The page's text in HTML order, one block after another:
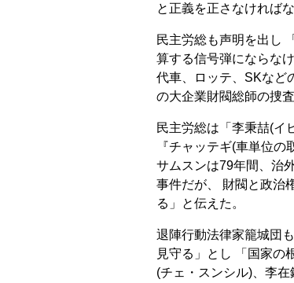
と正義を正さなければ
民主労総も声明を出し
算する信号弾にならな
代車、ロッテ、SKなど
の大企業財閥総師の捜
民主労総は「李秉喆(イ
『チャッテギ(車単位
サムスンは79年間、治
事件だが、 財閥と政治
る」と伝えた。
退陣行動法律家籠城団
見守る」とし 「国家の
(チェ・スンシル)、李